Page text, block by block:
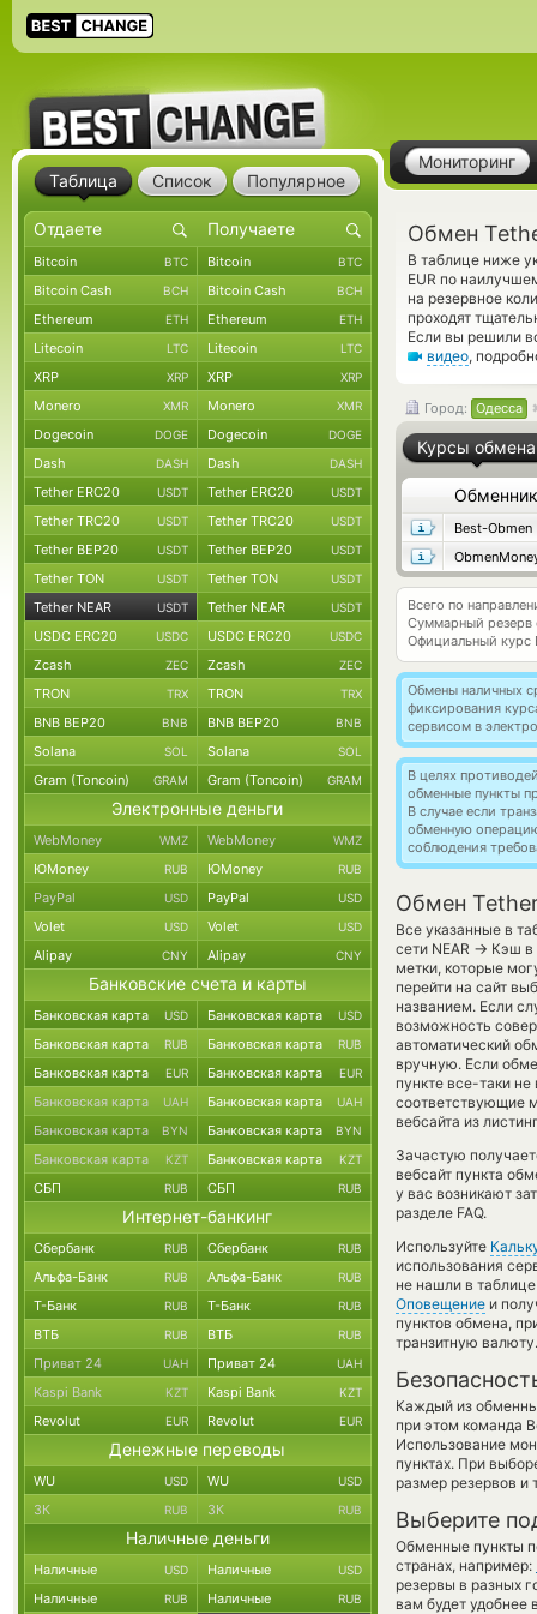
Мониторинг
Обмен
В таблице ниже
EUR по
на резервное
проходят
Если вы решили
видео,
Город: Одесса
Курсы обмена
Обменник
Best-Obmen
Всего по
Суммарный резерв
Официальный курс
Обмены наличных
фиксирования
сервисом в
В целях
обменные пункты
В случае если
обменную
соблюдения
Обмен Tether
Все указанные в
сети NEAR → Кэш в
метки, которые
перейти на сайт
названием. Если
возможность
автоматический
вручную. Если
пункте все-таки
соответствующие
вебсайта из
Зачастую
вебсайт пункта
у вас возникают
разделе FAQ.
Используйте
использования
не нашли в
Оповещение и
пунктов обмена,
транзитную валюту.
Каждый из
при этом команда
Использование
пунктах. При
размер резервов и
Выберите
Обменные пункты
странах, например:
резервы в разных
вам будет удобнее
Таблица Список Популярное
Bitcoin BTC Bitcoin BTC
Bitcoin Cash BCH Bitcoin Cash BCH
Ethereum ETH Ethereum ETH
Litecoin LTC Litecoin LTC
XRP XRP XRP XRP
Monero XMR Monero XMR
Dogecoin DOGE Dogecoin DOGE
Dash DASH Dash DASH
Tether ERC20 USDT Tether ERC20 USDT
Tether TRC20 USDT Tether TRC20 USDT
Tether BEP20 USDT Tether BEP20 USDT
Tether TON USDT Tether TON USDT
Tether NEAR USDT Tether NEAR USDT
USDC ERC20 USDC USDC ERC20 USDC
Zcash ZEC Zcash ZEC
TRON TRX TRON TRX
BNB BEP20 BNB BNB BEP20 BNB
Solana SOL Solana SOL
Gram (Toncoin) GRAM Gram (Toncoin) GRAM
Электронные деньги
WebMoney WMZ WebMoney WMZ
ЮMoney RUB ЮMoney RUB
PayPal USD PayPal USD
Volet USD Volet USD
Alipay CNY Alipay CNY
Банковские счета и карты
Банковская карта USD Банковская карта USD
Банковская карта RUB Банковская карта RUB
Банковская карта EUR Банковская карта EUR
Банковская карта UAH Банковская карта UAH
Банковская карта BYN Банковская карта BYN
Банковская карта KZT Банковская карта KZT
СБП RUB СБП RUB
Интернет-банкинг
Сбербанк RUB Сбербанк RUB
Альфа-Банк RUB Альфа-Банк RUB
Т-Банк RUB Т-Банк RUB
ВТБ RUB ВТБ RUB
Приват 24 UAH Приват 24 UAH
Kaspi Bank KZT Kaspi Bank KZT
Revolut EUR Revolut EUR
Денежные переводы
WU USD WU USD
ЗК RUB ЗК RUB
Наличные деньги
Наличные USD Наличные USD
Наличные RUB Наличные RUB